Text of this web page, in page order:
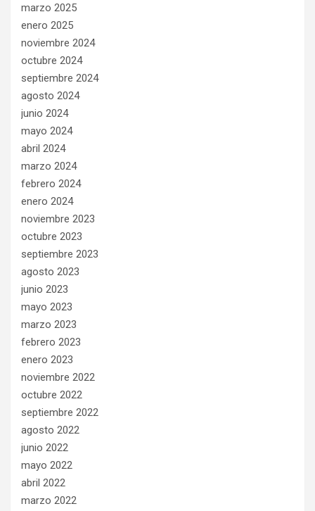
marzo 2025
enero 2025
noviembre 2024
octubre 2024
septiembre 2024
agosto 2024
junio 2024
mayo 2024
abril 2024
marzo 2024
febrero 2024
enero 2024
noviembre 2023
octubre 2023
septiembre 2023
agosto 2023
junio 2023
mayo 2023
marzo 2023
febrero 2023
enero 2023
noviembre 2022
octubre 2022
septiembre 2022
agosto 2022
junio 2022
mayo 2022
abril 2022
marzo 2022